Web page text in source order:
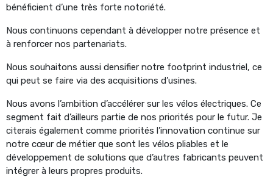
bénéficient d’une très forte notoriété.
Nous continuons cependant à développer notre présence et
à renforcer nos partenariats.
Nous souhaitons aussi densifier notre footprint industriel, ce
qui peut se faire via des acquisitions d’usines.
Nous avons l’ambition d’accélérer sur les vélos électriques. Ce
segment fait d’ailleurs partie de nos priorités pour le futur. Je
citerais également comme priorités l’innovation continue sur
notre cœur de métier que sont les vélos pliables et le
développement de solutions que d’autres fabricants peuvent
intégrer à leurs propres produits.